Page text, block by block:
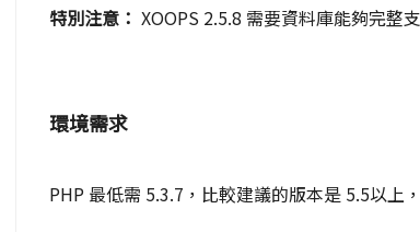
特別注意： XOOPS 2.5.8 需要資料庫能夠完整
環境需求
PHP 最低需 5.3.7，比較建議的版本是 5.5以上